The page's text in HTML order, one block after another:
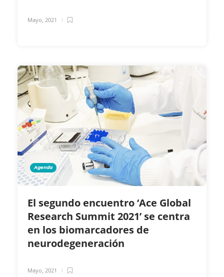
Mayo, 2021
Agenda
El segundo encuentro ‘Ace Global
Research Summit 2021’ se centra
en los biomarcadores de
neurodegeneración
Mayo, 2021